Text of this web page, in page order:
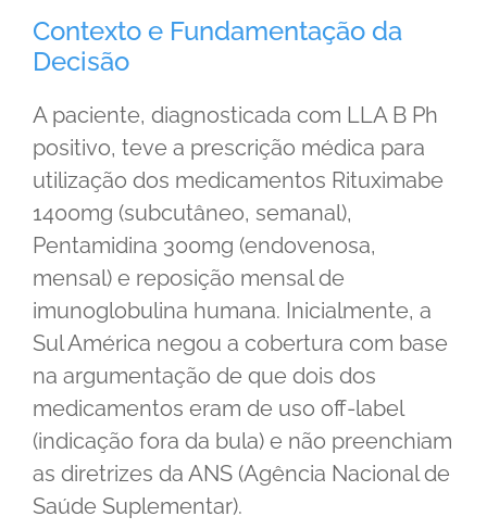
Contexto e Fundamentação da
Decisão
A paciente, diagnosticada com LLA B Ph
positivo, teve a prescrição médica para
utilização dos medicamentos Rituximabe
1400mg (subcutâneo, semanal),
Pentamidina 300mg (endovenosa,
mensal) e reposição mensal de
imunoglobulina humana. Inicialmente, a
Sul América negou a cobertura com base
na argumentação de que dois dos
medicamentos eram de uso off-label
(indicação fora da bula) e não preenchiam
as diretrizes da ANS (Agência Nacional de
Saúde Suplementar).